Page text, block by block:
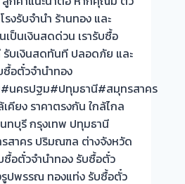
การ
บ
นำ
ง
ถอน
รงรับจำนำ ร้านทอง และ
เป็นเงินสดด่วน เรารับซื้อ
รับเงินสดทันที ปลอดภัย และ
อตั๋วจำนำทอง
นครปฐม#ปทุมธานี#สมุทรสาคร
คียง ราคาตรงกัน ใกล้ไกล
ทบุรี กรุงเทพ ปทุมธานี
สาคร ปริมณฑล ต่างจังหวัด
ซื้อตั๋วจำนำทอง รับซื้อตั๋ว
รูปพรรณ ทองแท่ง รับซื้อตั๋ว